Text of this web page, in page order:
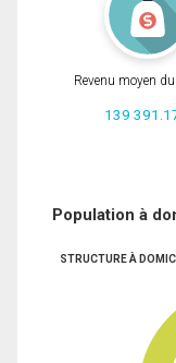
Revenu moyen
139
Population à
STRUCTURE À